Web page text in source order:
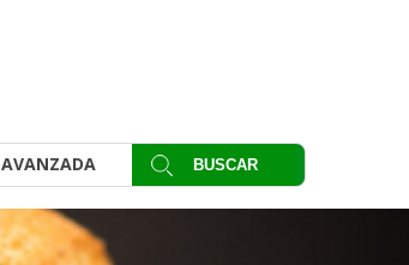
AVANZADA